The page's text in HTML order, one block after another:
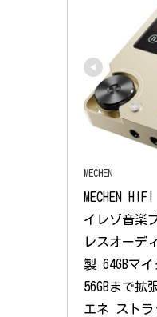
MECHEN
MECHEN
イレゾ音楽
レスオーデ
製 64GBマ
56GBまで
エネ ストラ